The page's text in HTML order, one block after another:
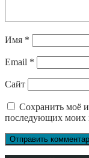
Имя *
Email *
Сайт
Сохранить моё
последующих моих